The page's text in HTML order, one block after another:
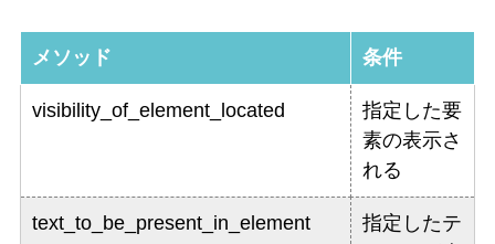
メソッド 条件
visibility_of_element_located
指定した要
素の表示さ
れる
text_to_be_present_in_element
指定したテ